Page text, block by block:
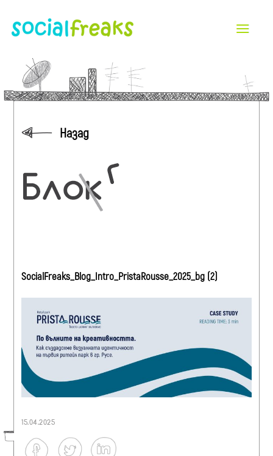
Назад
SocialFreaks_Blog_Intro_PristaRousse_2025_bg (2)
15.04.2025